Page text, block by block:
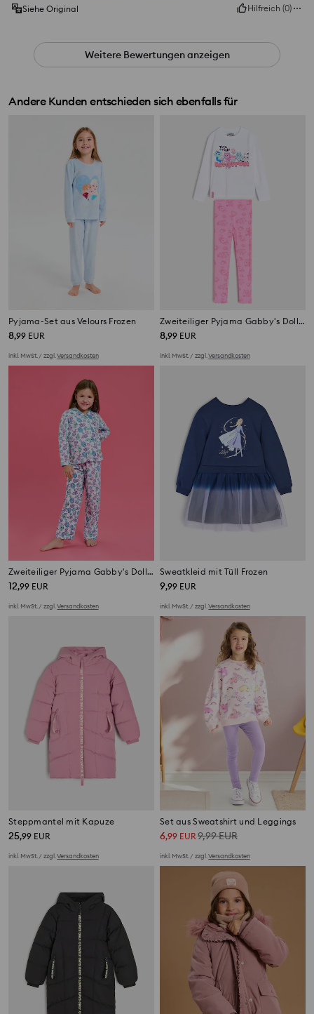
Siehe Original
Hilfreich (0)
Weitere Bewertungen anzeigen
Andere Kunden entschieden sich ebenfalls für
Pyjama-Set aus Velours Frozen
8,99 EUR
inkl. MwSt. / zzgl.Versandkosten
Zweiteiliger Pyjama Gabby's Dollhouse
8,99 EUR
inkl. MwSt. / zzgl.Versandkosten
Zweiteiliger Pyjama Gabby's Dollhouse
12,99 EUR
inkl. MwSt. / zzgl.Versandkosten
Sweatkleid mit Tüll Frozen
9,99 EUR
inkl. MwSt. / zzgl.Versandkosten
Steppmantel mit Kapuze
25,99 EUR
inkl. MwSt. / zzgl.Versandkosten
Set aus Sweatshirt und Leggings
6,99 EUR9,99EUR
inkl. MwSt. / zzgl.Versandkosten